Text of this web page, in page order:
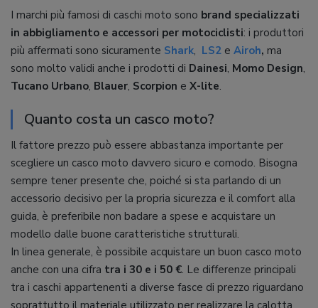
I marchi più famosi di caschi moto sono brand specializzati
in abbigliamento e accessori per motociclisti: i produttori
più affermati sono sicuramente Shark, LS2 e Airoh, ma
sono molto validi anche i prodotti di Dainesi, Momo Design,
Tucano Urbano, Blauer, Scorpion e X-lite.
Quanto costa un casco moto?
Il fattore prezzo può essere abbastanza importante per
scegliere un casco moto davvero sicuro e comodo. Bisogna
sempre tener presente che, poiché si sta parlando di un
accessorio decisivo per la propria sicurezza e il comfort alla
guida, è preferibile non badare a spese e acquistare un
modello dalle buone caratteristiche strutturali.
In linea generale, è possibile acquistare un buon casco moto
anche con una cifra tra i 30 e i 50 €. Le differenze principali
tra i caschi appartenenti a diverse fasce di prezzo riguardano